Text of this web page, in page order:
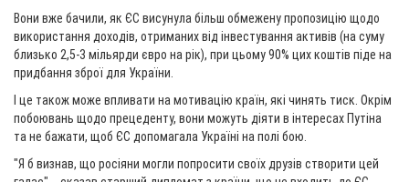
Вони вже бачили, як ЄС висунула більш обмежену пропозицію щодо
використання доходів, отриманих від інвестування активів (на суму
близько 2,5-3 мільярди євро на рік), при цьому 90% цих коштів піде на
придбання зброї для України.
І це також може впливати на мотивацію країн, які чинять тиск. Окрім
побоювань щодо прецеденту, вони можуть діяти в інтересах Путіна
та не бажати, щоб ЄС допомагала Україні на полі бою.
"Я б визнав, що росіяни могли попросити своїх друзів створити цей